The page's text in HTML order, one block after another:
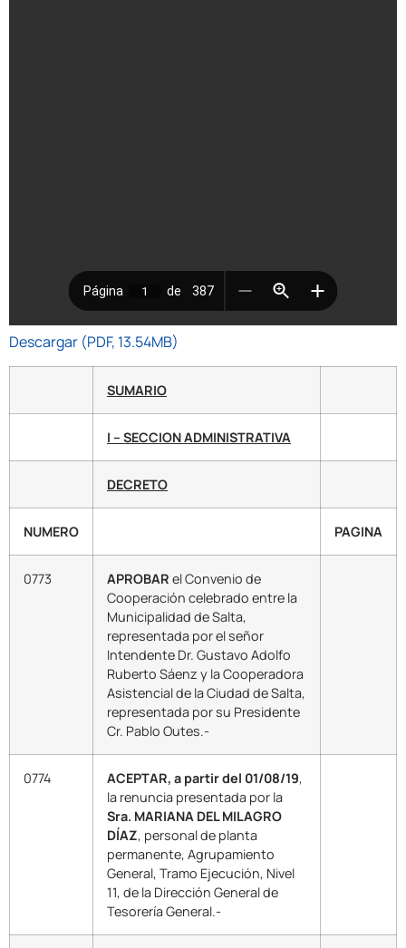
Descargar (PDF, 13.54MB)
SUMARIO
I – SECCION ADMINISTRATIVA
DECRETO
NUMERO PAGINA
0773 APROBAR el Convenio de
Cooperación celebrado entre la
Municipalidad de Salta,
representada por el señor
Intendente Dr. Gustavo Adolfo
Ruberto Sáenz y la Cooperadora
Asistencial de la Ciudad de Salta,
representada por su Presidente
Cr. Pablo Outes.-
0774 ACEPTAR, a partir del 01/08/19,
la renuncia presentada por la
Sra. MARIANA DEL MILAGRO
DÍAZ, personal de planta
permanente, Agrupamiento
General, Tramo Ejecución, Nivel
11, de la Dirección General de
Tesorería General.-